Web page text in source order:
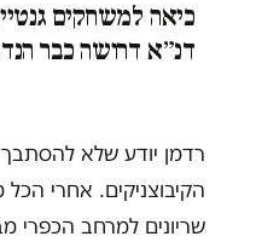
כיאה למשחקים
דנ״א דרושה כבר
רדמן יודע שלא להסתבך
הקיבוצניקים. אחרי
שריונים למרחב הכפרי